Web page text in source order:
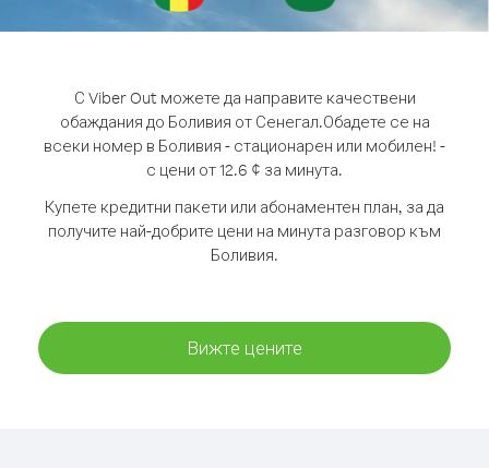
С Viber Out можете да направите качествени
обаждания до Боливия от Сенегал.Обадете се на
всеки номер в Боливия - стационарен или мобилен! -
с цени от 12.6 ¢ за минута.
Купете кредитни пакети или абонаментен план, за да
получите най-добрите цени на минута разговор към
Боливия.
Вижте цените